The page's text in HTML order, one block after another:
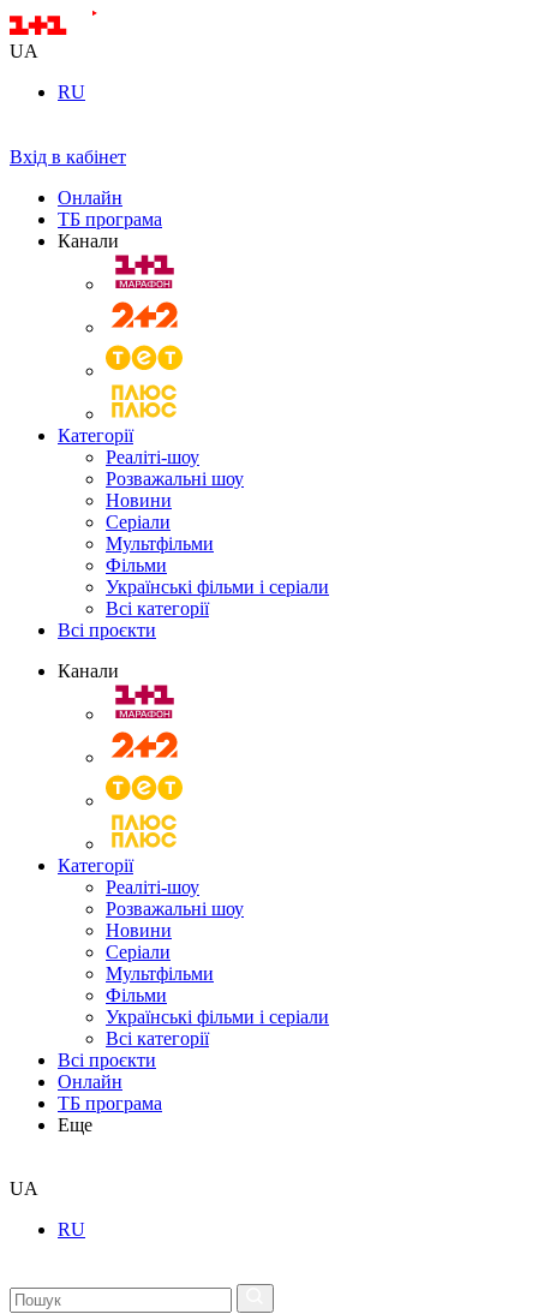
UA
RU
Вхід в кабінет
Онлайн
ТБ програма
Канали
Категорії
Реаліті-шоу
Розважальні шоу
Новини
Серіали
Мультфільми
Фільми
Українські фільми і серіали
Всі категорії
Всі проєкти
Канали
Категорії
Реаліті-шоу
Розважальні шоу
Новини
Серіали
Мультфільми
Фільми
Українські фільми і серіали
Всі категорії
Всі проєкти
Онлайн
ТБ програма
Еще
UA
RU